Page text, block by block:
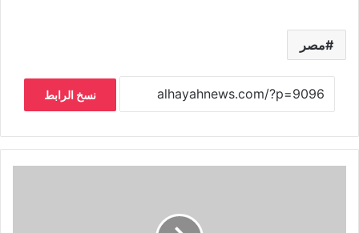
مصر
نسخ الرابط